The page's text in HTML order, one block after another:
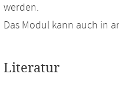
werden.
Das Modul kann auch in
Literatur